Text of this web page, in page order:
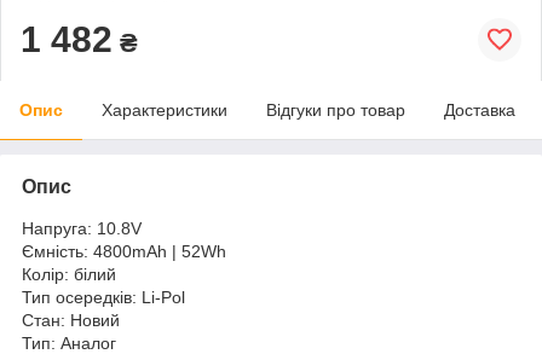
1 482 ₴
Опис Характеристики Відгуки про товар Доставка
Опис
Напруга: 10.8V
Ємність: 4800mAh | 52Wh
Колір: білий
Тип осередків: Li-Pol
Стан: Новий
Тип: Аналог